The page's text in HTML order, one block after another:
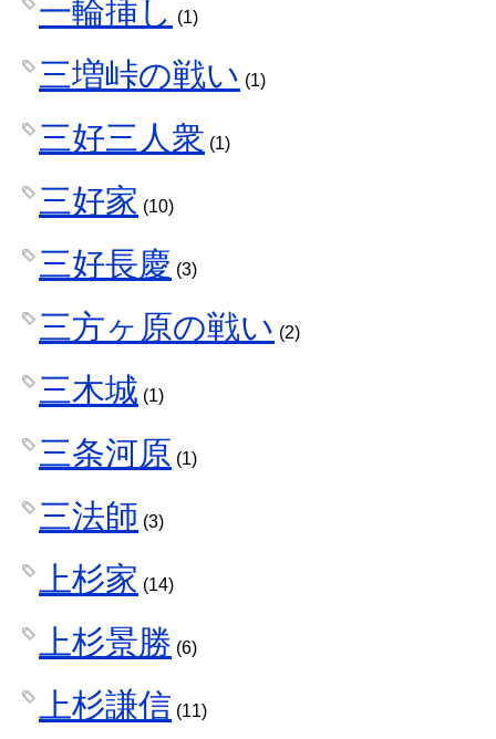
一輪挿し (1)
三増峠の戦い (1)
三好三人衆 (1)
三好家 (10)
三好長慶 (3)
三方ヶ原の戦い (2)
三木城 (1)
三条河原 (1)
三法師 (3)
上杉家 (14)
上杉景勝 (6)
上杉謙信 (11)